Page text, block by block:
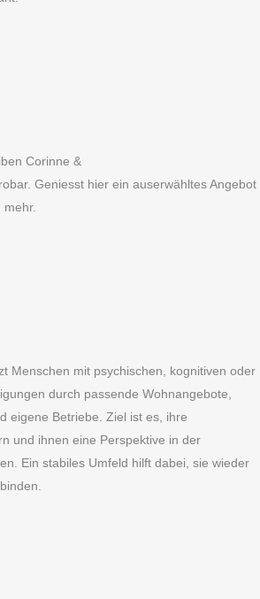
Corinne &
Geniesst hier ein auserwähltes Angebot
mehr.
Menschen mit psychischen, kognitiven oder
durch passende Wohnangebote,
eigene Betriebe. Ziel ist es, ihre
und ihnen eine Perspektive in der
Ein stabiles Umfeld hilft dabei, sie wieder